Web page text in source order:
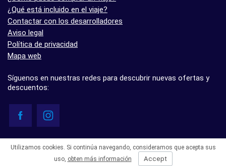
¿Qué está incluido en el viaje?
Contactar con los desarrolladores
Aviso legal
Política de privacidad
Mapa web
Síguenos en nuestras redes para descubrir nuevas ofertas y
descuentos:
- 5.0 basado en 7 opiniones
Utilizamos cookies. Si continúa navegando, consideramos que acepta sus
uso, obten más información Accept